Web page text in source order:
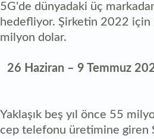
5G'de dünyadaki üç
hedefliyor. Şirketin 2022
milyon dolar.
26 Haziran – 9 Temmuz
Yaklaşık beş yıl önce 55
cep telefonu üretimine giren